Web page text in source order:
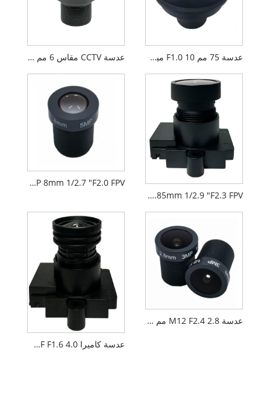
عدسة CCTV مقاس 6 مم F2.2 M7 لكاميرات الأمان مقاس 1/2.9 بوصة عدسة 75 مم F1.0 10 ميجابكسل M34 17um عدسة تصوير حراري بالأشعة تحت الحمراء طويلة الموجة
AIoT M12 5MP 8mm 1/2.7 "F2.0 FPV عدسة الكاميرا
AIoT M12 2.85mm 1/2.9 "F2.3 FPV عدسة الكاميرا PL071
عدسة كاميرا MF F1.6 4.0 مم 1/2.7 بوصة M12 FPV بدون طيار PL066
عدسة M12 F2.4 2.8 مم 1/2.7 بوصة للأمن CCTV AIoT